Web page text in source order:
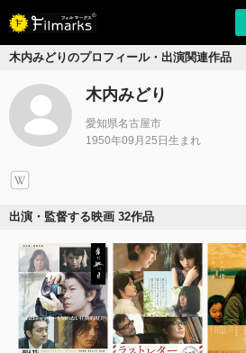
木内みどりのプロフィール・出演関連作品
木内みどり
愛知県名古屋市
1950年09月25日生まれ
出演・監督する映画 32作品